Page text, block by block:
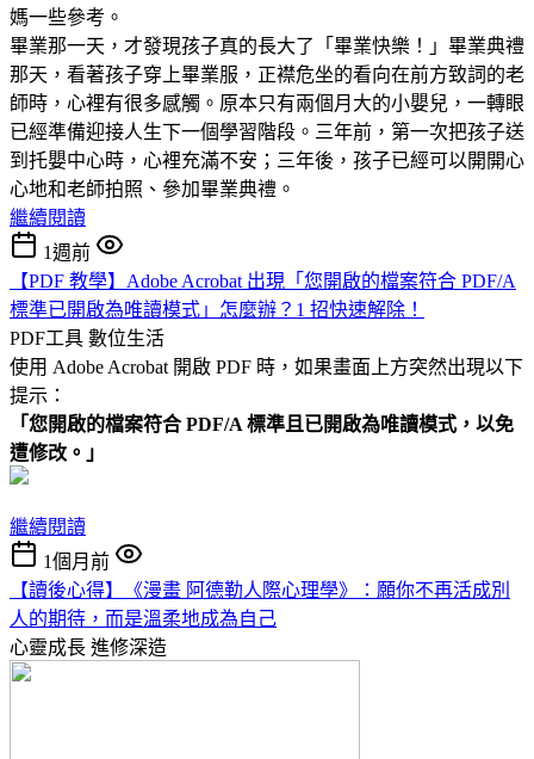
媽一些參考。
畢業那一天，才發現孩子真的長大了「畢業快樂！」畢業典禮
那天，看著孩子穿上畢業服，正襟危坐的看向在前方致詞的老
師時，心裡有很多感觸。原本只有兩個月大的小嬰兒，一轉眼
已經準備迎接人生下一個學習階段。三年前，第一次把孩子送
到托嬰中心時，心裡充滿不安；三年後，孩子已經可以開開心
心地和老師拍照、參加畢業典禮。
繼續閱讀
1週前
【PDF 教學】Adobe Acrobat 出現「您開啟的檔案符合 PDF/A
標準已開啟為唯讀模式」怎麼辦？1 招快速解除！
PDF工具 數位生活
使用 Adobe Acrobat 開啟 PDF 時，如果畫面上方突然出現以下
提示：
「您開啟的檔案符合 PDF/A 標準且已開啟為唯讀模式，以免
遭修改。」
繼續閱讀
1個月前
【讀後心得】《漫畫 阿德勒人際心理學》：願你不再活成別
人的期待，而是溫柔地成為自己
心靈成長 進修深造